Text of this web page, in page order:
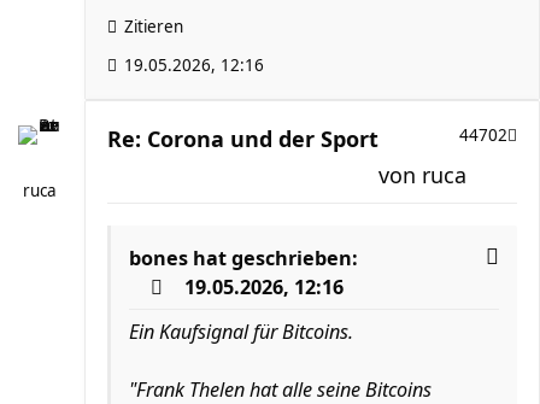
Zitieren
19.05.2026, 12:16
ruca
Re: Corona und der Sport 44702
von ruca
bones hat geschrieben:
19.05.2026, 12:16
Ein Kaufsignal für Bitcoins.
"Frank Thelen hat alle seine Bitcoins